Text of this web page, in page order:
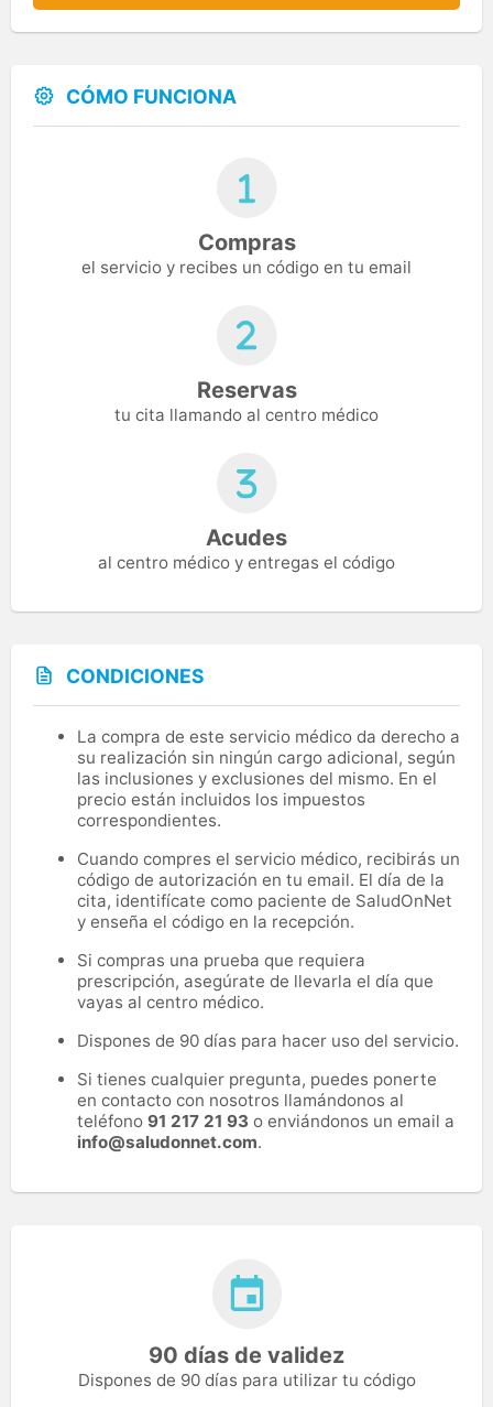
CÓMO FUNCIONA
Compras
el servicio y recibes un código en tu email
Reservas
tu cita llamando al centro médico
Acudes
al centro médico y entregas el código
CONDICIONES
La compra de este servicio médico da derecho a
su realización sin ningún cargo adicional, según
las inclusiones y exclusiones del mismo. En el
precio están incluidos los impuestos
correspondientes.
Cuando compres el servicio médico, recibirás un
código de autorización en tu email. El día de la
cita, identifícate como paciente de SaludOnNet
y enseña el código en la recepción.
Si compras una prueba que requiera
prescripción, asegúrate de llevarla el día que
vayas al centro médico.
Dispones de 90 días para hacer uso del servicio.
Si tienes cualquier pregunta, puedes ponerte
en contacto con nosotros llamándonos al
teléfono 91 217 21 93 o enviándonos un email a
info@saludonnet.com.
90 días de validez
Dispones de 90 días para utilizar tu código